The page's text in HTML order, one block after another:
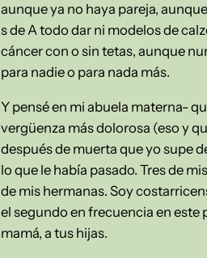
aunque ya no haya pareja,
s de A todo dar ni modelos de
cáncer con o sin tetas, aunque
para nadie o para nada más.
Y pensé en mi abuela materna-
vergüenza más dolorosa (eso y
después de muerta que yo supe
lo que le había pasado. Tres de
de mis hermanas. Soy
el segundo en frecuencia en este
mamá, a tus hijas.